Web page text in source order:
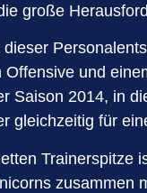
große
und
Saison 2014, in
gleichzeitig für
Trainerspitze
zusammen